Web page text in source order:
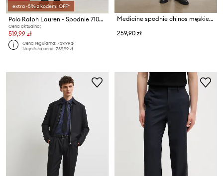
extra -5% z kodem: OFF*
Polo Ralph Lauren - Spodnie 710644988001
Cena aktualna:
519,99 zł
Cena regularna:739,99 zł
Najniższa cena:739,99 zł
Medicine spodnie chinos męskie z wełną
259,90 zł